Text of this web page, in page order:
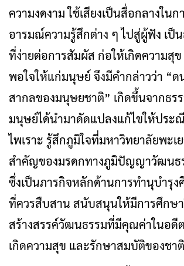
ความงดงาม ใช้เสียงเป็นสื่อกลางใน
อารมณ์ความรู้สึกต่าง ๆ ไปสู่ผู้ฟัง เป็
ที่ง่ายต่อการสัมผัส ก่อให้เกิดความสุ
พอใจให้แก่มนุษย์ จึงมีคำกล่าวว่า “ด
สากลของมนุษยชาติ” เกิดขึ้นจากธร
มนุษย์ได้นำมาดัดแปลงแก้ไขให้ประ
ไพเราะ รู้สึกภูมิใจที่มหาวิทยาลัยพะเ
สำคัญของมรดกทางภูมิปัญญาวัฒนธ
ซึ่งเป็นภารกิจหลักด้านการทำนุบำรุ
ที่ควรสืบสาน สนับสนุนให้มีการศึกษ
สร้างสรรค์วัฒนธรรมที่มีคุณค่าในอดี
เกิดความสุข และรักษาสมบัติของชา